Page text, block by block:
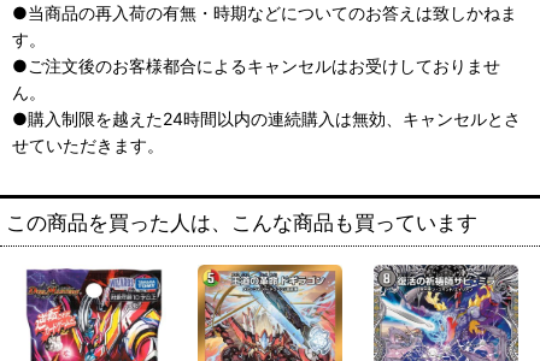
●当商品の再入荷の有無・時期などについてのお答えは致しかねま
す。
●ご注文後のお客様都合によるキャンセルはお受けしておりませ
ん。
●購入制限を越えた24時間以内の連続購入は無効、キャンセルとさ
せていただきます。
この商品を買った人は、こんな商品も買っています